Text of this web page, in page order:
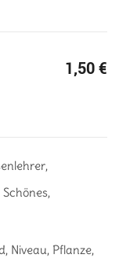
1,50€
,
Schönes,
, Niveau, Pflanze,